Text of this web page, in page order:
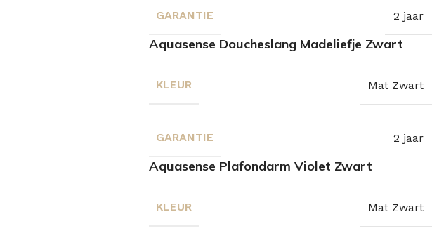
GARANTIE 2 jaar
Aquasense Doucheslang Madeliefje Zwart
KLEUR Mat Zwart
GARANTIE 2 jaar
Aquasense Plafondarm Violet Zwart
KLEUR Mat Zwart